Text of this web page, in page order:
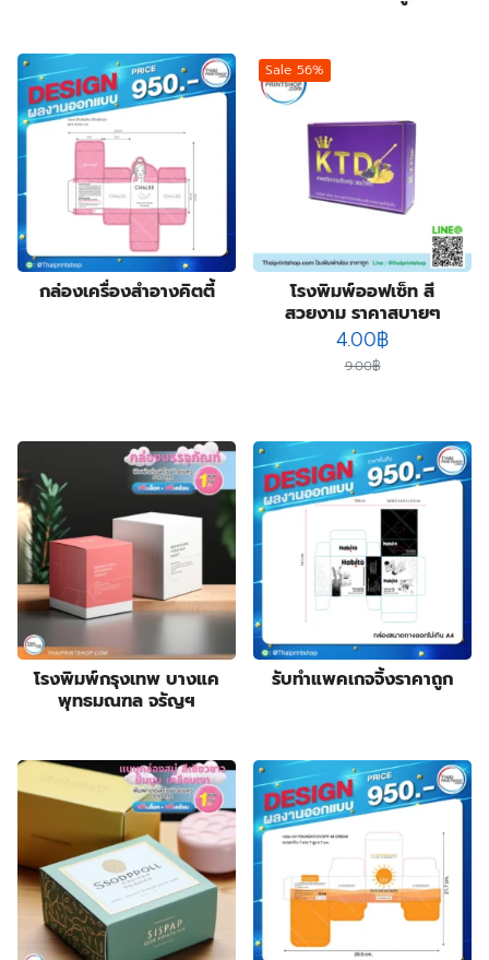
products
ซองกระดาษ 11
product
ซองฟอยล์ 44
ถุงกระดาษ 72
products
ถุงกระดาษสำเร็จรูป
products
22
products
ป้ายกล่องไฟ 1414
products
ป้ายฉลุลาย 33
products
ป้ายธงญี่ปุ่น 44
products
พิมพ์สกรีนสินค้า 11
products
โปสการ์ด การ์ดแต่งงาน 1212
products
กล่องเครื่องสำอางคิตตี้
Sale 56%
โรงพิมพ์ออฟเซ็ท สี
สวยงาม ราคาสบายๆ
9.00฿
Original
price
4.00฿Current
โรงพิมพ์กรุงเทพ บางแค
พุทธมณฑล จรัญฯ
รับทําแพคเกจจิ้งราคาถูก